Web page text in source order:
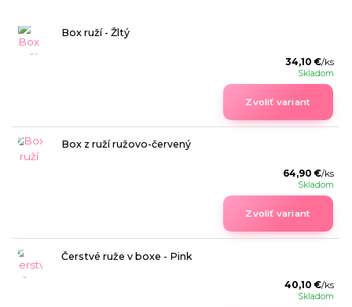
Box ruží - Žltý
34,10 €/ks
Skladom
Zvoliť variant
Box z ruží ružovo-červený
64,90 €/ks
Skladom
Zvoliť variant
Čerstvé ruže v boxe - Pink
40,10 €/ks
Skladom